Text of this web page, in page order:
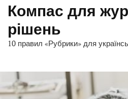
Компас для
рішень
10 правил «Рубрики» для